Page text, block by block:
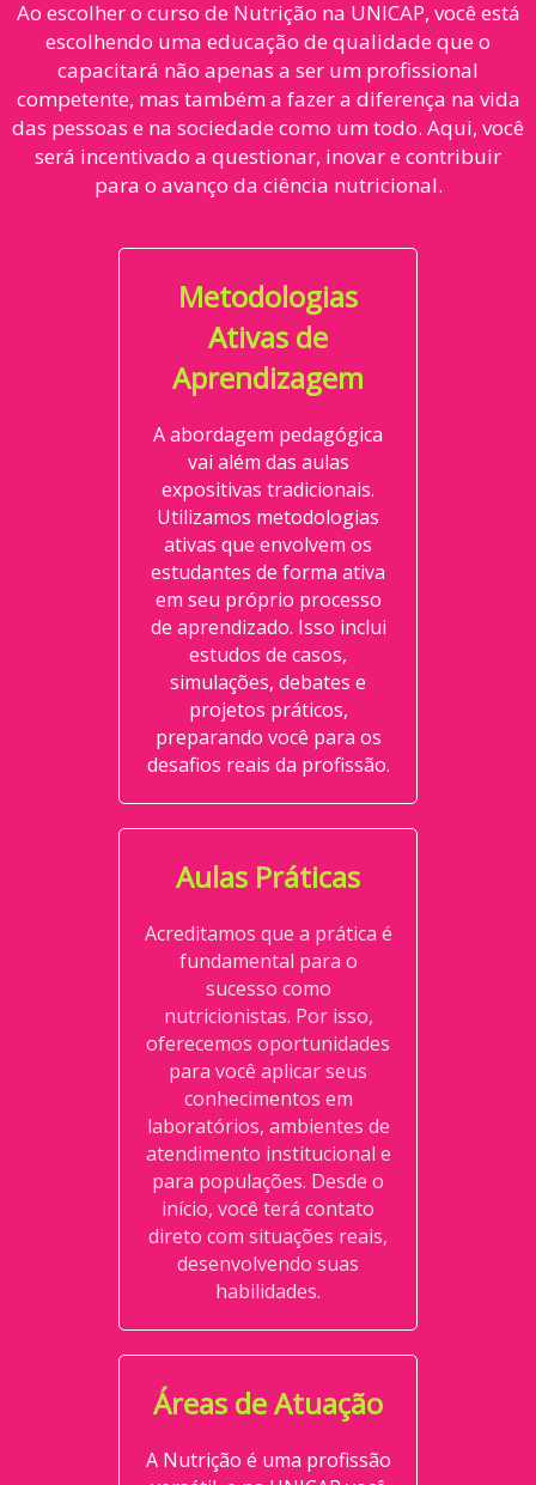
Ao escolher o curso de Nutrição na UNICAP, você está
escolhendo uma educação de qualidade que o
capacitará não apenas a ser um profissional
competente, mas também a fazer a diferença na vida
das pessoas e na sociedade como um todo. Aqui, você
será incentivado a questionar, inovar e contribuir
para o avanço da ciência nutricional.
Metodologias
Ativas de
Aprendizagem
A abordagem pedagógica
vai além das aulas
expositivas tradicionais.
Utilizamos metodologias
ativas que envolvem os
estudantes de forma ativa
em seu próprio processo
de aprendizado. Isso inclui
estudos de casos,
simulações, debates e
projetos práticos,
preparando você para os
desafios reais da profissão.
Aulas Práticas
Acreditamos que a prática é
fundamental para o
sucesso como
nutricionistas. Por isso,
oferecemos oportunidades
para você aplicar seus
conhecimentos em
laboratórios, ambientes de
atendimento institucional e
para populações. Desde o
início, você terá contato
direto com situações reais,
desenvolvendo suas
habilidades.
Áreas de Atuação
A Nutrição é uma profissão